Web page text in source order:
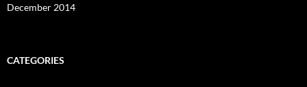
December 2014
CATEGORIES